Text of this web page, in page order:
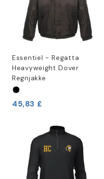
Essentiel - Regatta
Heavyweight Dover
Regnjakke
45,83 £